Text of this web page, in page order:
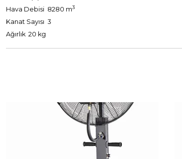
Hava Debisi 8280 m3
Kanat Sayısı 3
Ağırlık 20 kg